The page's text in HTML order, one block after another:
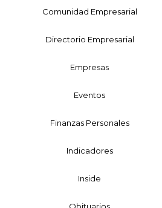
Comunidad Empresarial
Directorio Empresarial
Empresas
Eventos
Finanzas Personales
Indicadores
Inside